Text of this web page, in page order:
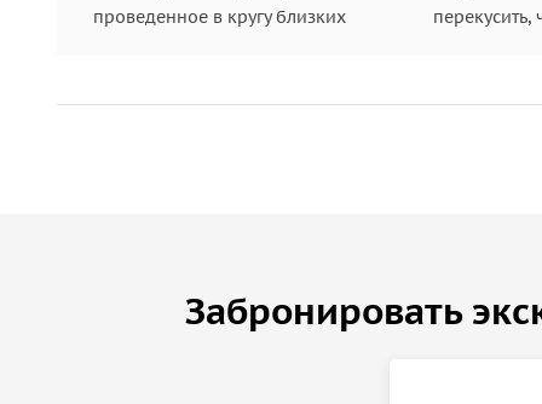
проведенное в кругу близких
перекусить,
Забронировать